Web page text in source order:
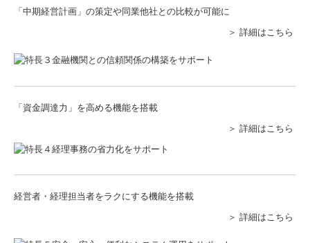
「中期経営計画」の策定や同業他社との比較が可能に
＞ 詳細はこちら
「資金調達力」を高める機能を搭載
＞ 詳細はこちら
経営者・経理担当者をラクにする機能を搭載
＞ 詳細はこちら